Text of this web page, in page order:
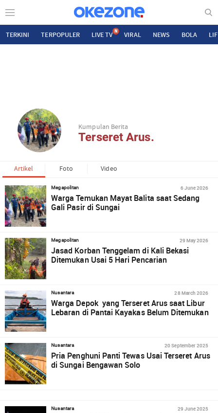
TERKINI TERPOPULER LIVE TV N VIRAL NEWS BOLA
Kumpulan Berita
Terseret Arus.
Artikel Foto Video
Megapolitan 6 June 2026
Warga Temukan Mayat Balita saat Sedang
Gali Pasir di Sungai
Megapolitan 29 May 2026
Jasad Korban Tenggelam di Kali Bekasi
Ditemukan Usai 5 Hari Pencarian
Nusantara 28 March 2026
Warga Depok yang Terseret Arus saat Libur
Lebaran di Pantai Kayakas Belum Ditemukan
Nusantara 20 September 2025
Pria Penghuni Panti Tewas Usai Terseret Arus
di Sungai Bengawan Solo
Nusantara 29 June 2025